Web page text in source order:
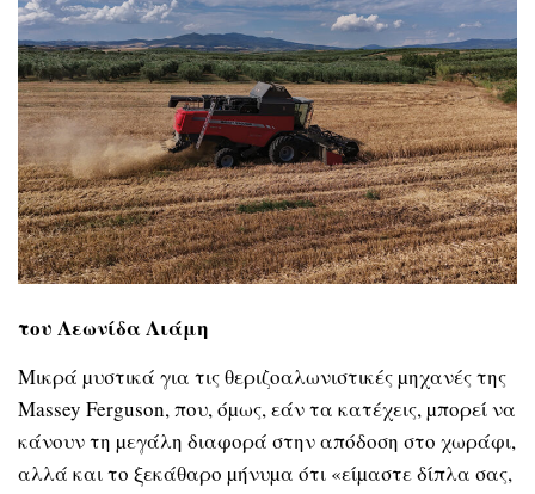
του Λεωνίδα Λιάμη
Μικρά µυστικά για τις θεριζοαλωνιστικές µηχανές της
Massey Ferguson, που, όµως, εάν τα κατέχεις, µπορεί να
κάνουν τη µεγάλη διαφορά στην απόδοση στο χωράφι,
αλλά και το ξεκάθαρο µήνυµα ότι «είµαστε δίπλα σας,